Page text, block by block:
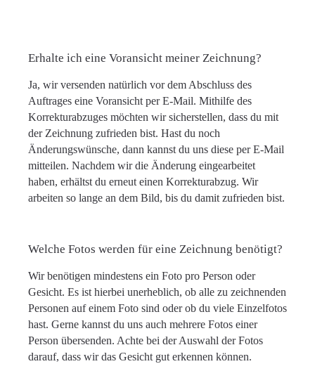
Erhalte ich eine Voransicht meiner Zeichnung?
Ja, wir versenden natürlich vor dem Abschluss des
Auftrages eine Voransicht per E-Mail. Mithilfe des
Korrekturabzuges möchten wir sicherstellen, dass du mit
der Zeichnung zufrieden bist. Hast du noch
Änderungswünsche, dann kannst du uns diese per E-Mail
mitteilen. Nachdem wir die Änderung eingearbeitet
haben, erhältst du erneut einen Korrekturabzug. Wir
arbeiten so lange an dem Bild, bis du damit zufrieden bist.
Welche Fotos werden für eine Zeichnung benötigt?
Wir benötigen mindestens ein Foto pro Person oder
Gesicht. Es ist hierbei unerheblich, ob alle zu zeichnenden
Personen auf einem Foto sind oder ob du viele Einzelfotos
hast. Gerne kannst du uns auch mehrere Fotos einer
Person übersenden. Achte bei der Auswahl der Fotos
darauf, dass wir das Gesicht gut erkennen können.